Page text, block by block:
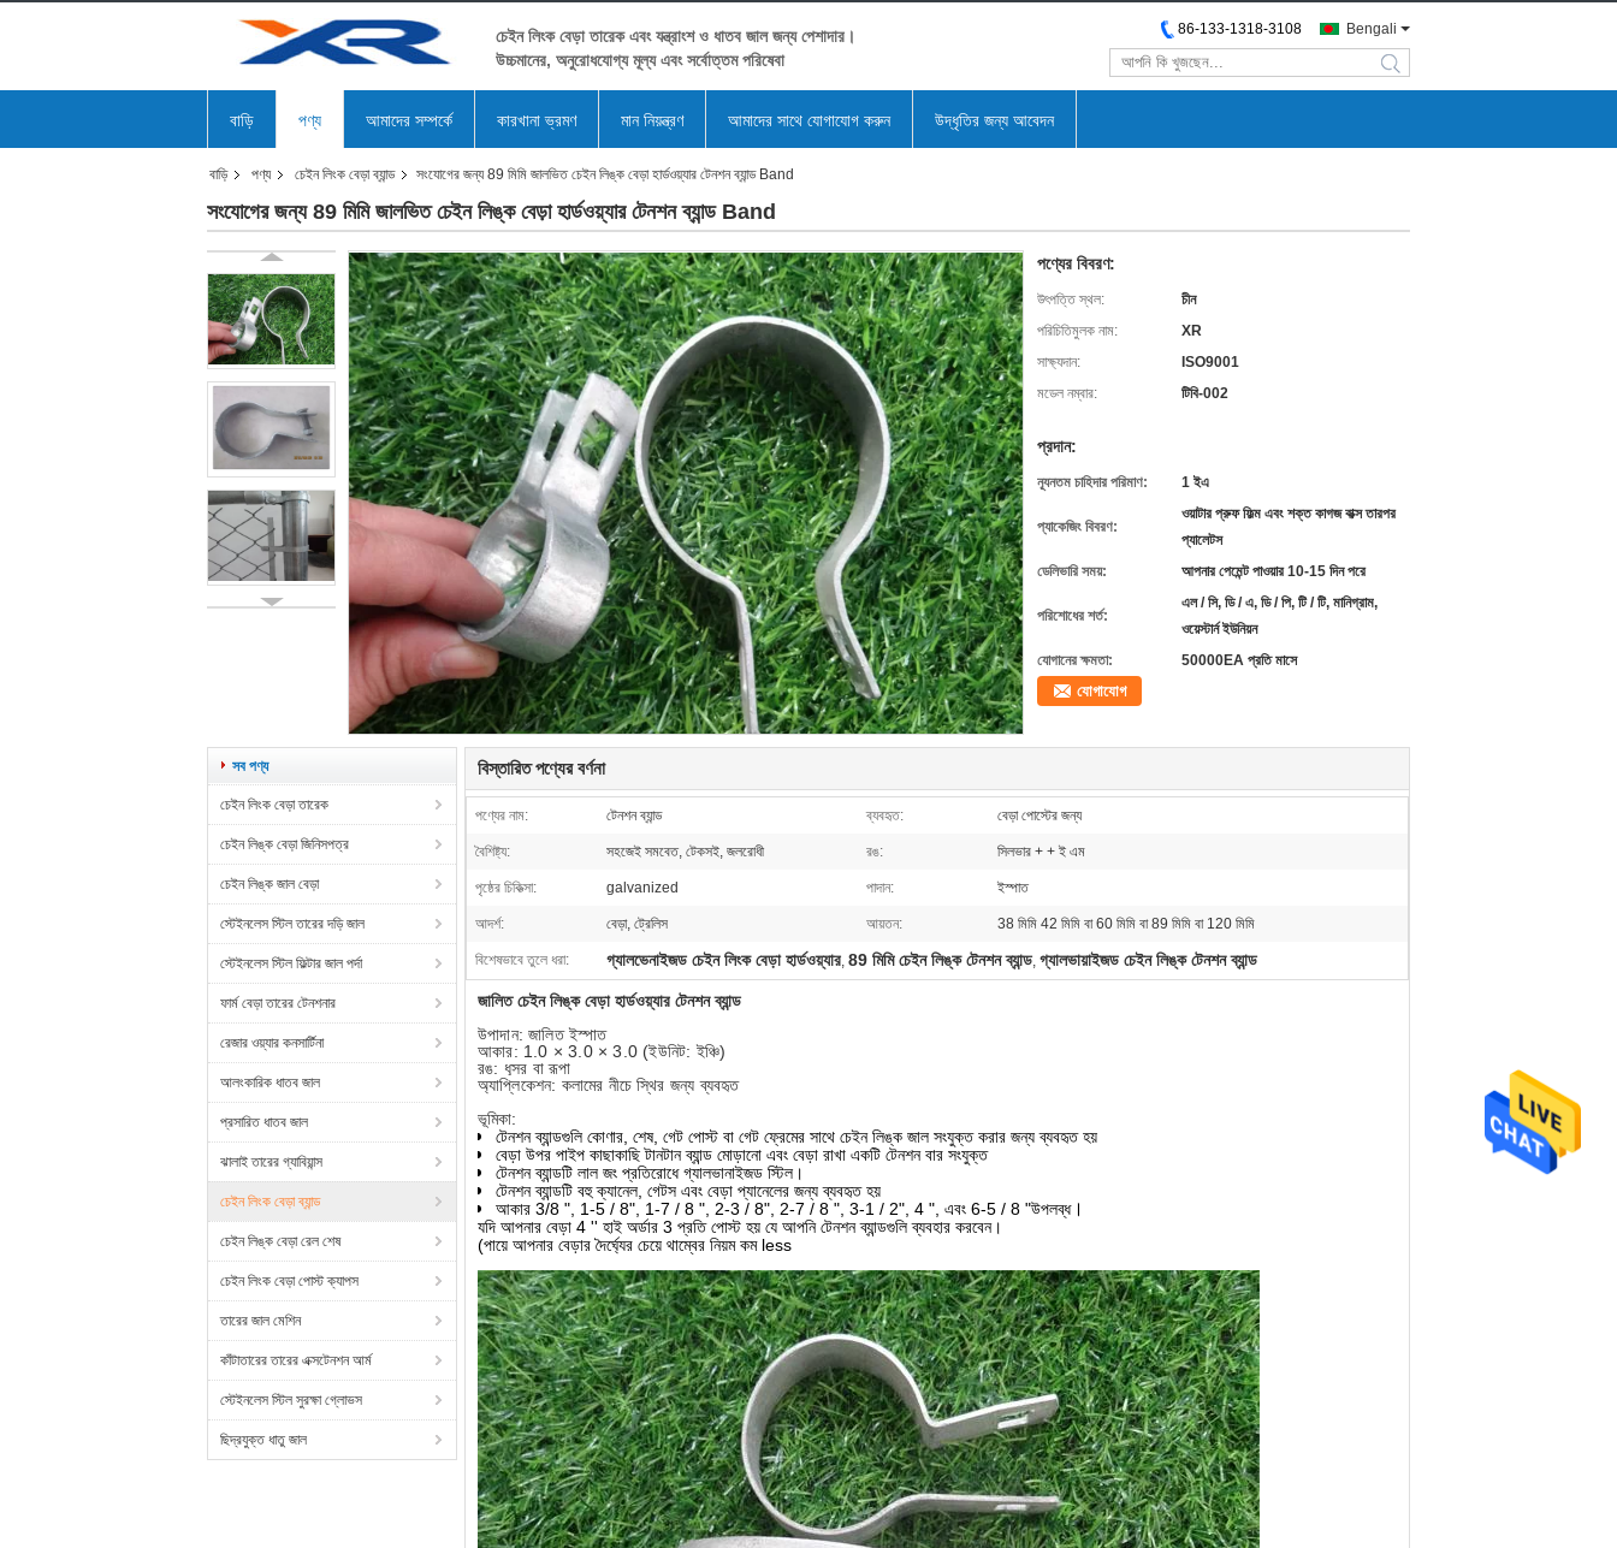
চেইন লিংক বেড়া তারেক এবং যন্ত্রাংশ ও ধাতব জাল জন্য পেশাদার।
উচ্চমানের, অনুরোধযোগ্য মূল্য এবং সর্বোত্তম পরিষেবা
Bengali
86-133-1318-3108
search
বাড়ি পণ্য আমাদের সম্পর্কে কারখানা ভ্রমণ মান নিয়ন্ত্রণ আমাদের সাথে যোগাযোগ করুন উদ্ধৃতির জন্য আবেদন
বাড়ি পণ্য চেইন লিংক বেড়া ব্যান্ড সংযোগের জন্য 89 মিমি জালভিত চেইন লিঙ্ক বেড়া হার্ডওয়্যার টেনশন ব্যান্ড Band
সংযোগের জন্য 89 মিমি জালভিত চেইন লিঙ্ক বেড়া হার্ডওয়্যার টেনশন ব্যান্ড Band
পণ্যের বিবরণ:
উৎপত্তি স্থল:
চীন
পরিচিতিমুলক নাম:
XR
সাক্ষ্যদান:
ISO9001
মডেল নম্বার:
টিবি-002
প্রদান:
ন্যূনতম চাহিদার পরিমাণ: 1 ইএ
প্যাকেজিং বিবরণ:
ওয়াটার প্রুফ ফিল্ম এবং শক্ত কাগজ বাক্স তারপর
প্যালেটস
ডেলিভারি সময়:
আপনার পেমেন্ট পাওয়ার 10-15 দিন পরে
পরিশোধের শর্ত:
এল / সি, ডি / এ, ডি / পি, টি / টি, মানিগ্রাম,
ওয়েস্টার্ন ইউনিয়ন
যোগানের ক্ষমতা:
50000EA প্রতি মাসে
যোগাযোগ
সব পণ্য
চেইন লিংক বেড়া তারেক
চেইন লিঙ্ক বেড়া জিনিসপত্র
চেইন লিঙ্ক জাল বেড়া
স্টেইনলেস স্টিল তারের দড়ি জাল
স্টেইনলেস স্টিল ফিল্টার জাল পর্দা
ফার্ম বেড়া তারের টেনশনার
রেজার ওয়্যার কনসার্টিনা
আলংকারিক ধাতব জাল
প্রসারিত ধাতব জাল
ঝালাই তারের গ্যাবিয়ান্স
চেইন লিংক বেড়া ব্যান্ড
চেইন লিঙ্ক বেড়া রেল শেষ
চেইন লিংক বেড়া পোস্ট ক্যাপস
তারের জাল মেশিন
কাঁটাতারের তারের এক্সটেনশন আর্ম
স্টেইনলেস স্টিল সুরক্ষা গ্লোভস
ছিদ্রযুক্ত ধাতু জাল
বিস্তারিত পণ্যের বর্ণনা
পণ্যের নাম: টেনশন ব্যান্ড ব্যবহৃত: বেড়া পোস্টের জন্য
বৈশিষ্ট্য: সহজেই সমবেত, টেকসই, জলরোধী রঙ: সিলভার + + ই এম
পৃষ্ঠের চিকিত্সা: galvanized পাদান: ইস্পাত
আদর্শ: বেড়া, ট্রেলিস আয়তন: 38 মিমি 42 মিমি বা 60 মিমি বা 89 মিমি বা 120 মিমি
বিশেষভাবে তুলে ধরা: গ্যালভেনাইজড চেইন লিংক বেড়া হার্ডওয়্যার, 89 মিমি চেইন লিঙ্ক টেনশন ব্যান্ড, গ্যালভায়াইজড চেইন লিঙ্ক টেনশন ব্যান্ড
জালিত চেইন লিঙ্ক বেড়া হার্ডওয়্যার টেনশন ব্যান্ড
উপাদান: জালিত ইস্পাত
আকার: 1.0 × 3.0 × 3.0 (ইউনিট: ইঞ্চি)
রঙ: ধূসর বা রূপা
অ্যাপ্লিকেশন: কলামের নীচে স্থির জন্য ব্যবহৃত
ভূমিকা:
টেনশন ব্যান্ডগুলি কোণার, শেষ, গেট পোস্ট বা গেট ফ্রেমের সাথে চেইন লিঙ্ক জাল সংযুক্ত করার জন্য ব্যবহৃত হয়
বেড়া উপর পাইপ কাছাকাছি টানটান ব্যান্ড মোড়ানো এবং বেড়া রাখা একটি টেনশন বার সংযুক্ত
টেনশন ব্যান্ডটি লাল জং প্রতিরোধে গ্যালভানাইজড স্টিল।
টেনশন ব্যান্ডটি বহু ক্যানেল, গেটস এবং বেড়া প্যানেলের জন্য ব্যবহৃত হয়
আকার 3/8 ", 1-5 / 8", 1-7 / 8 ", 2-3 / 8", 2-7 / 8 ", 3-1 / 2", 4 ", এবং 6-5 / 8 "উপলব্ধ।
যদি আপনার বেড়া 4 '' হাই অর্ডার 3 প্রতি পোস্ট হয় যে আপনি টেনশন ব্যান্ডগুলি ব্যবহার করবেন।
(পায়ে আপনার বেড়ার দৈর্ঘ্যের চেয়ে থাম্বের নিয়ম কম less